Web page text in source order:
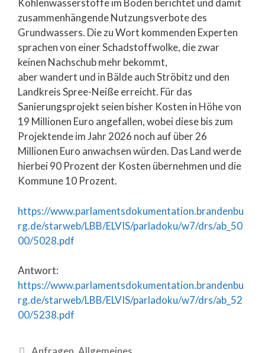
Kohlenwasserstoffe im Boden berichtet und damit
zusammenhängende Nutzungsverbote des
Grundwassers. Die zu Wort kommenden Experten
sprachen von einer Schadstoffwolke, die zwar
keinen Nachschub mehr bekommt,
aber wandert und in Bälde auch Ströbitz und den
Landkreis Spree-Neiße erreicht. Für das
Sanierungsprojekt seien bisher Kosten in Höhe von
19 Millionen Euro angefallen, wobei diese bis zum
Projektende im Jahr 2026 noch auf über 26
Millionen Euro anwachsen würden. Das Land werde
hierbei 90 Prozent der Kosten übernehmen und die
Kommune 10 Prozent.
https://www.parlamentsdokumentation.brandenbu
rg.de/starweb/LBB/ELVIS/parladoku/w7/drs/ab_50
00/5028.pdf
Antwort:
https://www.parlamentsdokumentation.brandenbu
rg.de/starweb/LBB/ELVIS/parladoku/w7/drs/ab_52
00/5238.pdf